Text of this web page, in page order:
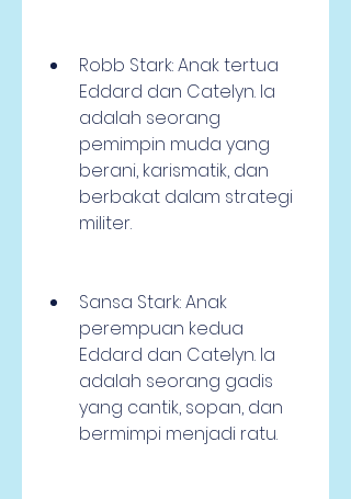
Robb Stark: Anak tertua
Eddard dan Catelyn. Ia
adalah seorang
pemimpin muda yang
berani, karismatik, dan
berbakat dalam strategi
militer.
Sansa Stark: Anak
perempuan kedua
Eddard dan Catelyn. Ia
adalah seorang gadis
yang cantik, sopan, dan
bermimpi menjadi ratu.